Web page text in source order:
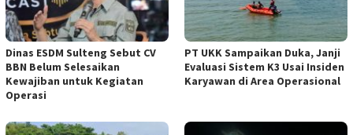
Dinas ESDM Sulteng Sebut CV
BBN Belum Selesaikan
Kewajiban untuk Kegiatan
Operasi
PT UKK Sampaikan Duka, Janji
Evaluasi Sistem K3 Usai Insiden
Karyawan di Area Operasional